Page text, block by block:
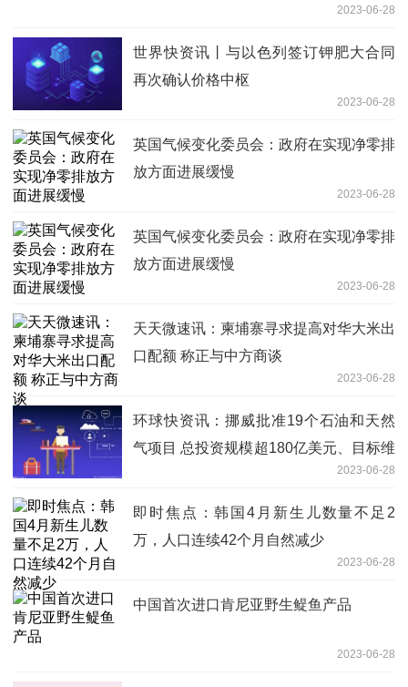
2023-06-28
世界快资讯丨与以色列签订钾肥大合同
再次确认价格中枢
2023-06-28
英国气候变化委员会：政府在实现净零排
放方面进展缓慢
2023-06-28
英国气候变化委员会：政府在实现净零排
放方面进展缓慢
2023-06-28
天天微速讯：柬埔寨寻求提高对华大米出
口配额 称正与中方商谈
2023-06-28
环球快资讯：挪威批准19个石油和天然
气项目 总投资规模超180亿美元、目标维
2023-06-28
即时焦点：韩国4月新生儿数量不足2
万，人口连续42个月自然减少
2023-06-28
中国首次进口肯尼亚野生鳀鱼产品
2023-06-28